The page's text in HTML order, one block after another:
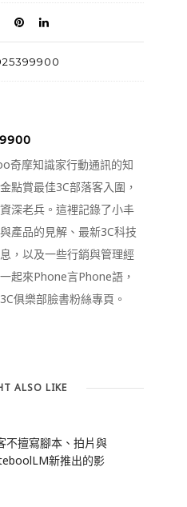
奇摩知識家行動通訊的知
點賞最佳3C部落客入圍，
深老兵。這裡記錄了小丰
產品的見解、最新3C科技
，以及一些行銷與管理經
起來Phone言Phone語，
俱樂部臉書粉絲專頁。
ALSO LIKE
不擅寫腳本、拍片與
新推出的影